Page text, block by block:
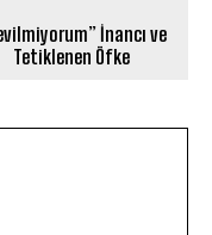
İnancı ve
Tetiklenen Öfke